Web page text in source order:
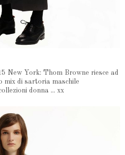
New York: Thom Browne riesce ad
mix di sartoria maschile
donna ... xx